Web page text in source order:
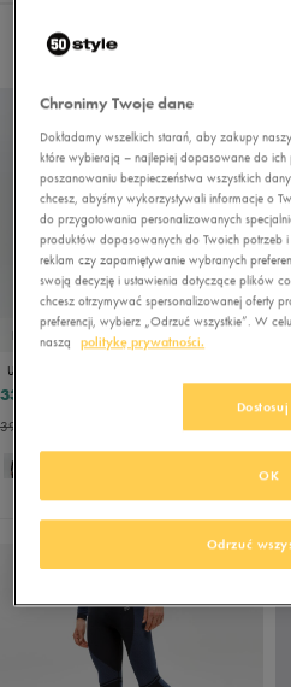
Nie wybrano filtrów
PROMO: DO -30%
UP8 T-SHIRT TERMICZNY TEXON
33,99 zł
39,99 zł
Chronimy Twoje dane
Dokładamy wszelkich starań, aby zakupy
które wybierają – najlepiej dopasowane do ich
poszanowaniu bezpieczeństwa wszystkich
chcesz, abyśmy wykorzystywali informacje o
do przygotowania personalizowanych
produktów dopasowanych do Twoich potrzeb
reklam czy zapamiętywanie wybranych
swoją decyzję i ustawienia dotyczące plików
chcesz otrzymywać spersonalizowanej oferty
preferencji, wybierz „Odrzuć wszystkie”. W
naszą
politykę prywatności.
Dostosuj
Odrzuć
OK